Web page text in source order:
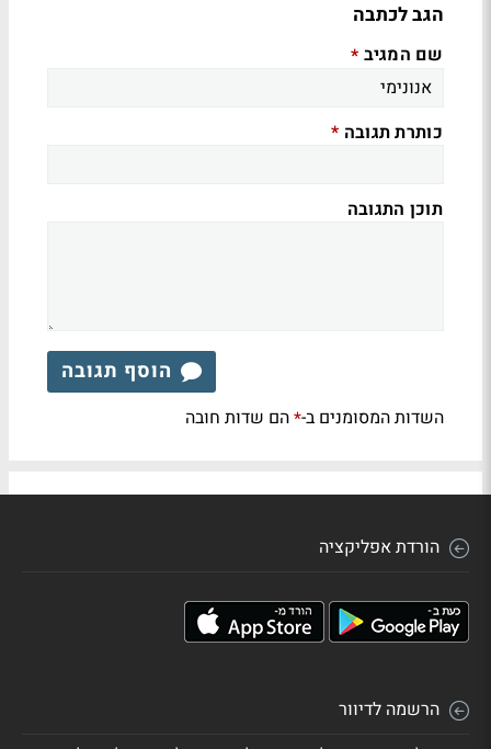
הגב לכתבה
שם המגיב *
כותרת תגובה *
תוכן התגובה
הוסף תגובה
השדות המסומנים ב-*הם שדות חובה
הורדת אפליקציה
הרשמה לדיוור